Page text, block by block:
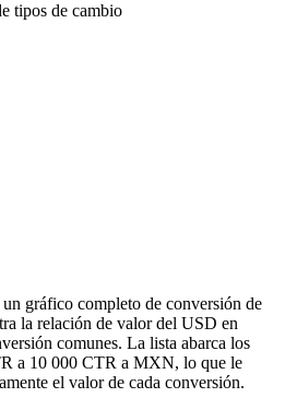
tipos de cambio
gráfico completo de conversión de
la relación de valor del USD en
comunes. La lista abarca los
a 10 000 CTR a MXN, lo que le
el valor de cada conversión.